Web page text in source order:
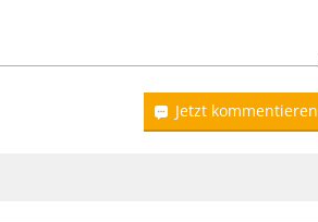
Jetzt kommentieren